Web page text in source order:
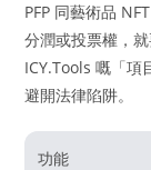
PFP 同藝術品
分潤或投票權，
ICY.Tools 嘅「項
避開法律陷阱。
功能